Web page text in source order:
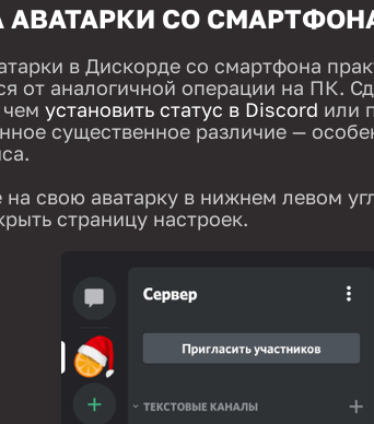
АВАТАРКИ СО
в Дискорде со смартфона
от аналогичной операции на ПК.
установить статус в Discord или
существенное различие —
на свою аватарку в нижнем левом
страницу настроек.